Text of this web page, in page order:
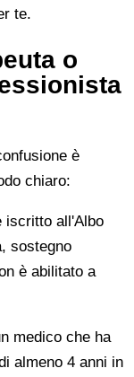
te.
o
è
chiaro:
iscritto all'Albo
sostegno
è abilitato a
medico che ha
almeno 4 anni in